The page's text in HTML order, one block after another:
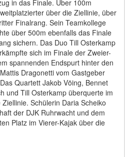
in das Finale. Über 100m
über die Ziellinie, über
Finalrang. Sein Teamkollege
über 500m ebenfalls das Finale
sichern. Das Duo Till Osterkamp
sich im Finale der Zweier-
spannenden Endspurt hinter den
Dragonetti vom Gastgeber
Quartett Jakob Vöing, Bennet
und Till Osterkamp überquerte im
Schülerin Daria Scheiko
der DJK Ruhrwacht und dem
Platz im Vierer-Kajak über die